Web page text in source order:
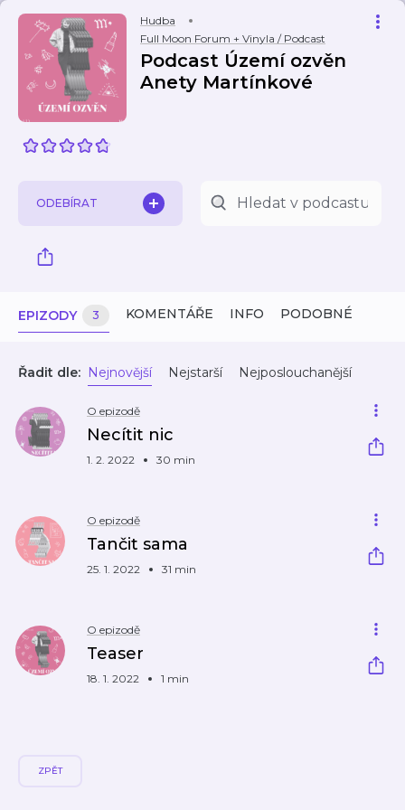
Hudba
Full Moon Forum + Vinyla / Podcast
Podcast Území ozvěn
Anety Martínkové
ODEBÍRAT
EPIZODY 3 KOMENTÁŘE INFO PODOBNÉ
Řadit dle: Nejnovější Nejstarší Nejposlouchanější
O epizodě
Necítit nic
1. 2. 2022 30 min
O epizodě
Tančit sama
25. 1. 2022 31 min
O epizodě
Teaser
18. 1. 2022 1 min
ZPĚT